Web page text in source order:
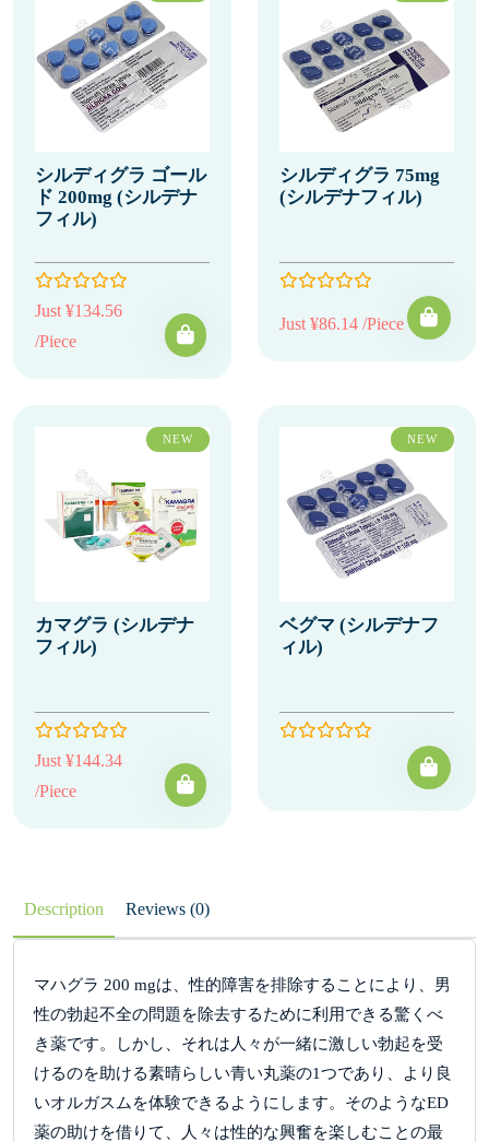
シルディグラ ゴール
ド 200mg (シルデナ
フィル)
Just ¥134.56
/Piece
シルディグラ 75mg
(シルデナフィル)
Just ¥86.14 /Piece
NEW
カマグラ (シルデナ
フィル)
Just ¥144.34
/Piece
NEW
ベグマ (シルデナフ
ィル)
Description Reviews (0)
マハグラ 200 mgは、性的障害を排除することにより、男
性の勃起不全の問題を除去するために利用できる驚くべ
き薬です。しかし、それは人々が一緒に激しい勃起を受
けるのを助ける素晴らしい青い丸薬の1つであり、より良
いオルガスムを体験できるようにします。そのようなED
薬の助けを借りて、人々は性的な興奮を楽しむことの最